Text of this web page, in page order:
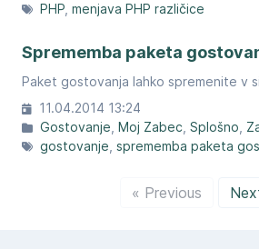
PHP menjava PHP različice
Sprememba paketa
Paket gostovanja lahko spremenite v
11.04.2014 13:24
Gostovanje Moj Zabec Splošno
gostovanje sprememba paketa
« Previous